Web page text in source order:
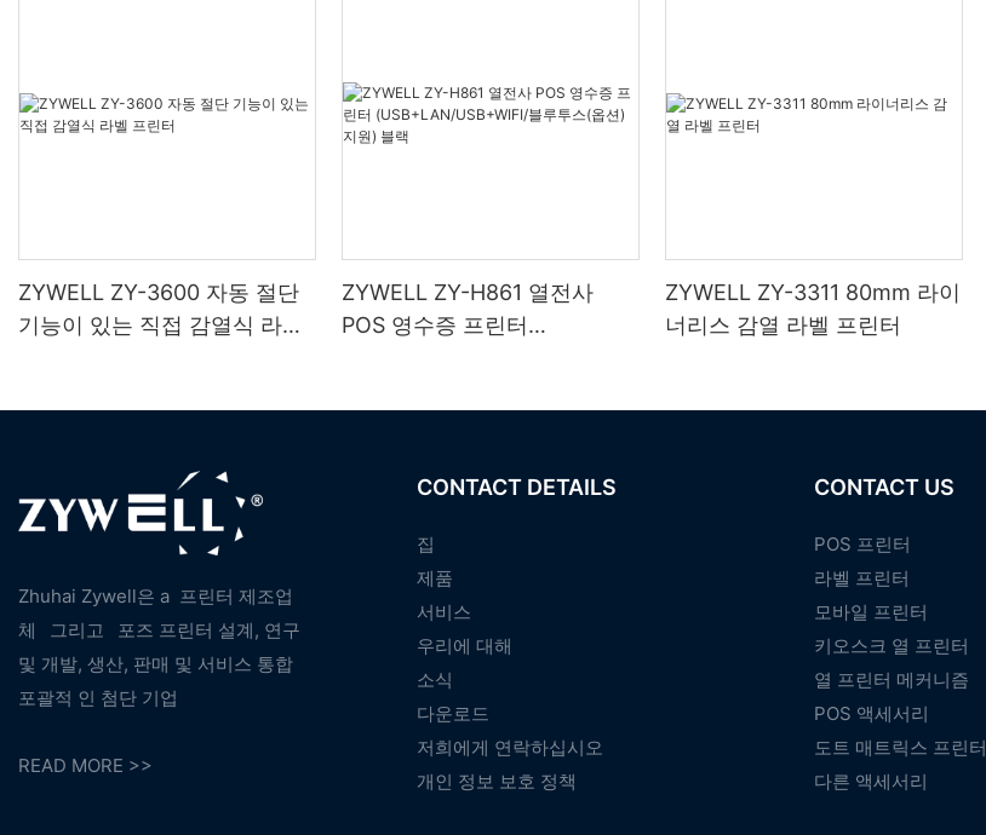
ZYWELL ZY-3600 자동 절단
기능이 있는 직접 감열식 라벨
ZYWELL ZY-H861 열전사
POS 영수증 프린터
ZYWELL ZY-3311 80mm 라이
너리스 감열 라벨 프린터
Zhuhai Zywell은 a 프린터 제조업
체
그리고
포즈 프린터 설계, 연구
및 개발, 생산, 판매 및 서비스 통합
포괄적 인 첨단 기업
READ MORE >>
CONTACT DETAILS
집
제품
서비스
우리에 대해
소식
다운로드
저희에게 연락하십시오
개인 정보 보호 정책
CONTACT US
POS 프린터
라벨 프린터
모바일 프린터
키오스크 열 프린터
열 프린터 메커니즘
POS 액세서리
도트 매트릭스 프린터
다른 액세서리